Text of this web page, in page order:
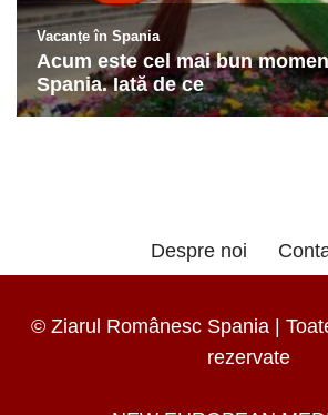
Despre noi
© Ziarul Românesc Spania |
rezervate